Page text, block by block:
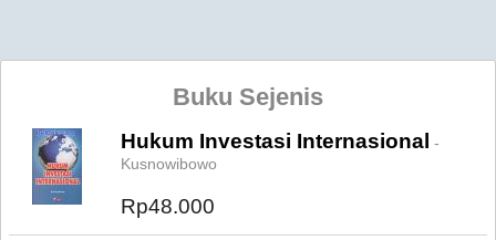
Buku Sejenis
Hukum Investasi Internasional -
Kusnowibowo
Rp48.000